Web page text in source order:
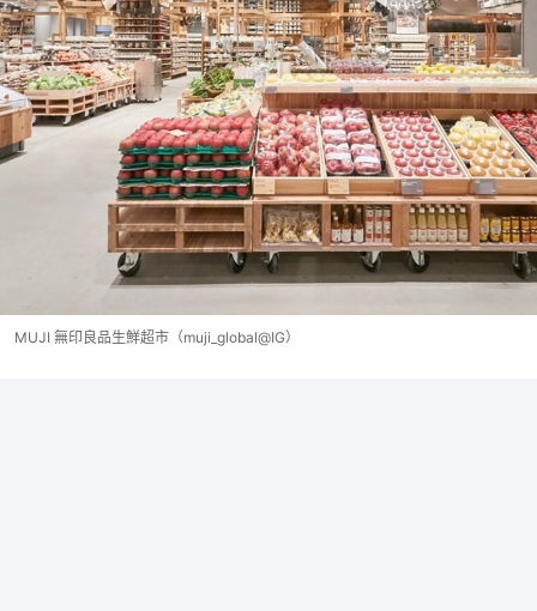
MUJI 無印良品生鮮超市（muji_global@IG）